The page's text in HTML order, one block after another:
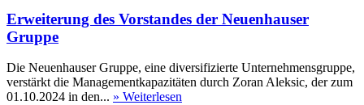
Erweiterung des Vorstandes der Neuenhauser
Gruppe
Die Neuenhauser Gruppe, eine diversifizierte Unternehmensgruppe,
verstärkt die Managementkapazitäten durch Zoran Aleksic, der zum
01.10.2024 in den... » Weiterlesen